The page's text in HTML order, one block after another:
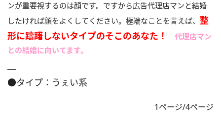
ンが重要視するのは顔です。ですから広告代理店マンと結婚
したければ顔をよくしてください。極端なことを言えば、 整
形に躊躇しないタイプのそこのあなた！
代理店マン
との結婚に向いてます。
●タイプ：うぇい系
1ページ/4ページ